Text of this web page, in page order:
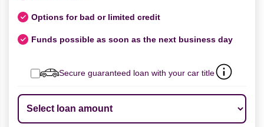
Options for bad or limited credit
Funds possible as soon as the next business day
Secure guaranteed loan with your car title